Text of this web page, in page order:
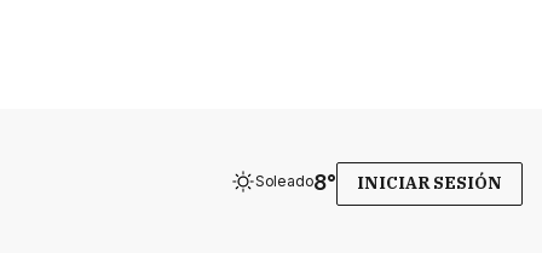
Soleado8° INICIAR SESIÓN